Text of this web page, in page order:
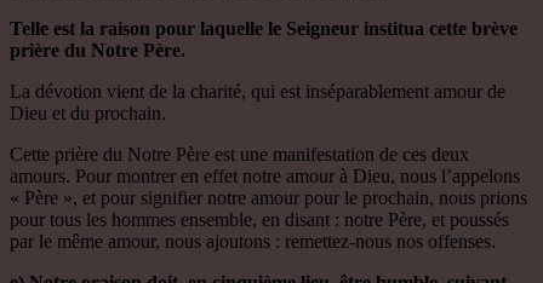
Telle est la raison pour laquelle le Seigneur institua cette brève
prière du Notre Père.
La dévotion vient de la charité, qui est inséparablement amour de
Dieu et du prochain.
Cette prière du Notre Père est une manifestation de ces deux
amours. Pour montrer en effet notre amour à Dieu, nous l’appelons
« Père », et pour signifier notre amour pour le prochain, nous prions
pour tous les hommes ensemble, en disant : notre Père, et poussés
par le même amour, nous ajoutons : remettez-nous nos offenses.